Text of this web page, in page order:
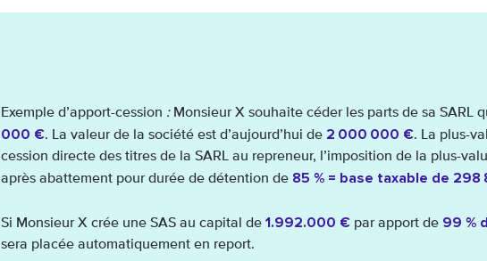
Exemple d’apport-cession : Monsieur X souhaite céder les parts de sa SARL
000 €. La valeur de la société est d’aujourd’hui de 2 000 000 €. La plus-
cession directe des titres de la SARL au repreneur, l’imposition de la plus-
après abattement pour durée de détention de 85 % = base taxable de 298
Si Monsieur X crée une SAS au capital de 1.992.000 € par apport de 99 %
sera placée automatiquement en report.